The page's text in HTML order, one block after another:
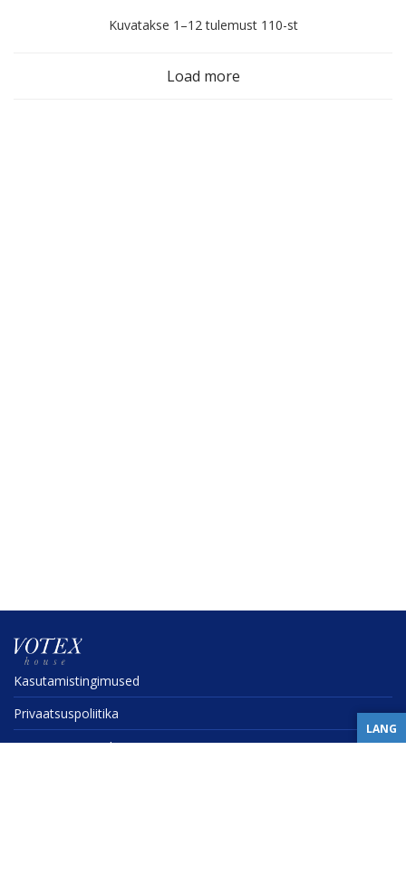
Kuvatakse 1–12 tulemust 110-stSorditud
Load more
Kasuta­mis­tin­gi­mused
Privaat­sus­po­liitika
Tarne­tin­gi­mused
LANG